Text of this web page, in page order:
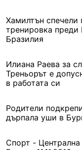
Хамилтън спечели
тренировка преди
Бразилия
Илиана Раева за
Треньорът е
в работата си
Родители
дърпала уши в
Спорт -